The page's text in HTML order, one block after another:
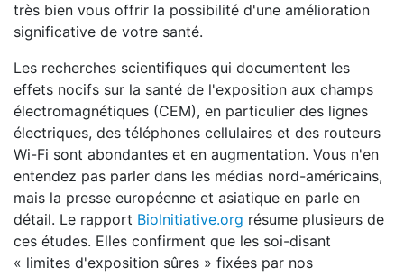
très bien vous offrir la possibilité d'une amélioration
significative de votre santé.
Les recherches scientifiques qui documentent les
effets nocifs sur la santé de l'exposition aux champs
électromagnétiques (CEM), en particulier des lignes
électriques, des téléphones cellulaires et des routeurs
Wi-Fi sont abondantes et en augmentation. Vous n'en
entendez pas parler dans les médias nord-américains,
mais la presse européenne et asiatique en parle en
détail. Le rapport BioInitiative.org résume plusieurs de
ces études. Elles confirment que les soi-disant
« limites d'exposition sûres » fixées par nos